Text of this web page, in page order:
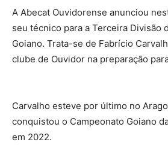
A Abecat Ouvidorense anunciou
seu técnico para a Terceira Divisão
Goiano. Trata-se de Fabrício
clube de Ouvidor na preparação
Carvalho esteve por último no
conquistou o Campeonato Goiano
em 2022.